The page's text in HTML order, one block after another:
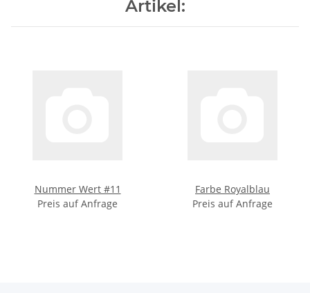
Artikel:
Nummer Wert #11
Preis auf Anfrage
Farbe Royalblau
Preis auf Anfrage